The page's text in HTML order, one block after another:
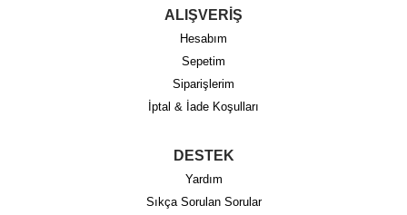
ALIŞVERİŞ
Hesabım
Sepetim
Siparişlerim
İptal & İade Koşulları
DESTEK
Yardım
Sıkça Sorulan Sorular